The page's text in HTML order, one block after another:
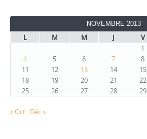
NOVEMBRE 2013
L M M J V
1
4
5 6 7 8
11
12 13 14 15
18
19 20 21 22
25
26 27 28 29
« Oct Déc »